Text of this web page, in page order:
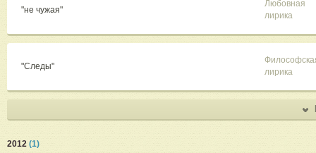
"не чужая"
Любовная
лирика
"Следы"
лирика
2012 (1)